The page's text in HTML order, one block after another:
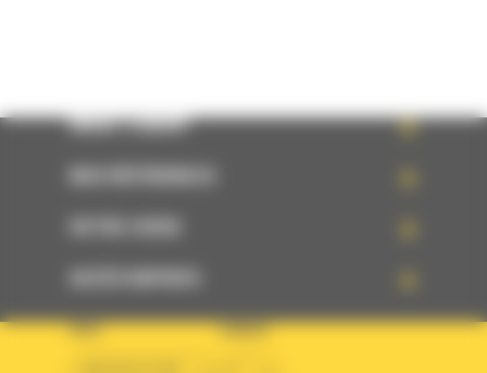
WHAT’S NEW?
PAYS LANGUE